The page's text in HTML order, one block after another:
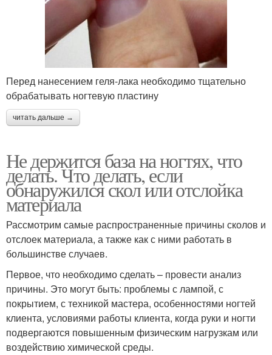
Перед нанесением геля-лака необходимо тщательно
обрабатывать ногтевую пластину
читать дальше →
Не держится база на ногтях, что
делать. Что делать, если
обнаружился скол или отслойка
материала
Рассмотрим самые распространенные причины сколов и
отслоек материала, а также как с ними работать в
большинстве случаев.
Первое, что необходимо сделать – провести анализ
причины. Это могут быть: проблемы с лампой, с
покрытием, с техникой мастера, особенностями ногтей
клиента, условиями работы клиента, когда руки и ногти
подвергаются повышенным физическим нагрузкам или
воздействию химической среды.